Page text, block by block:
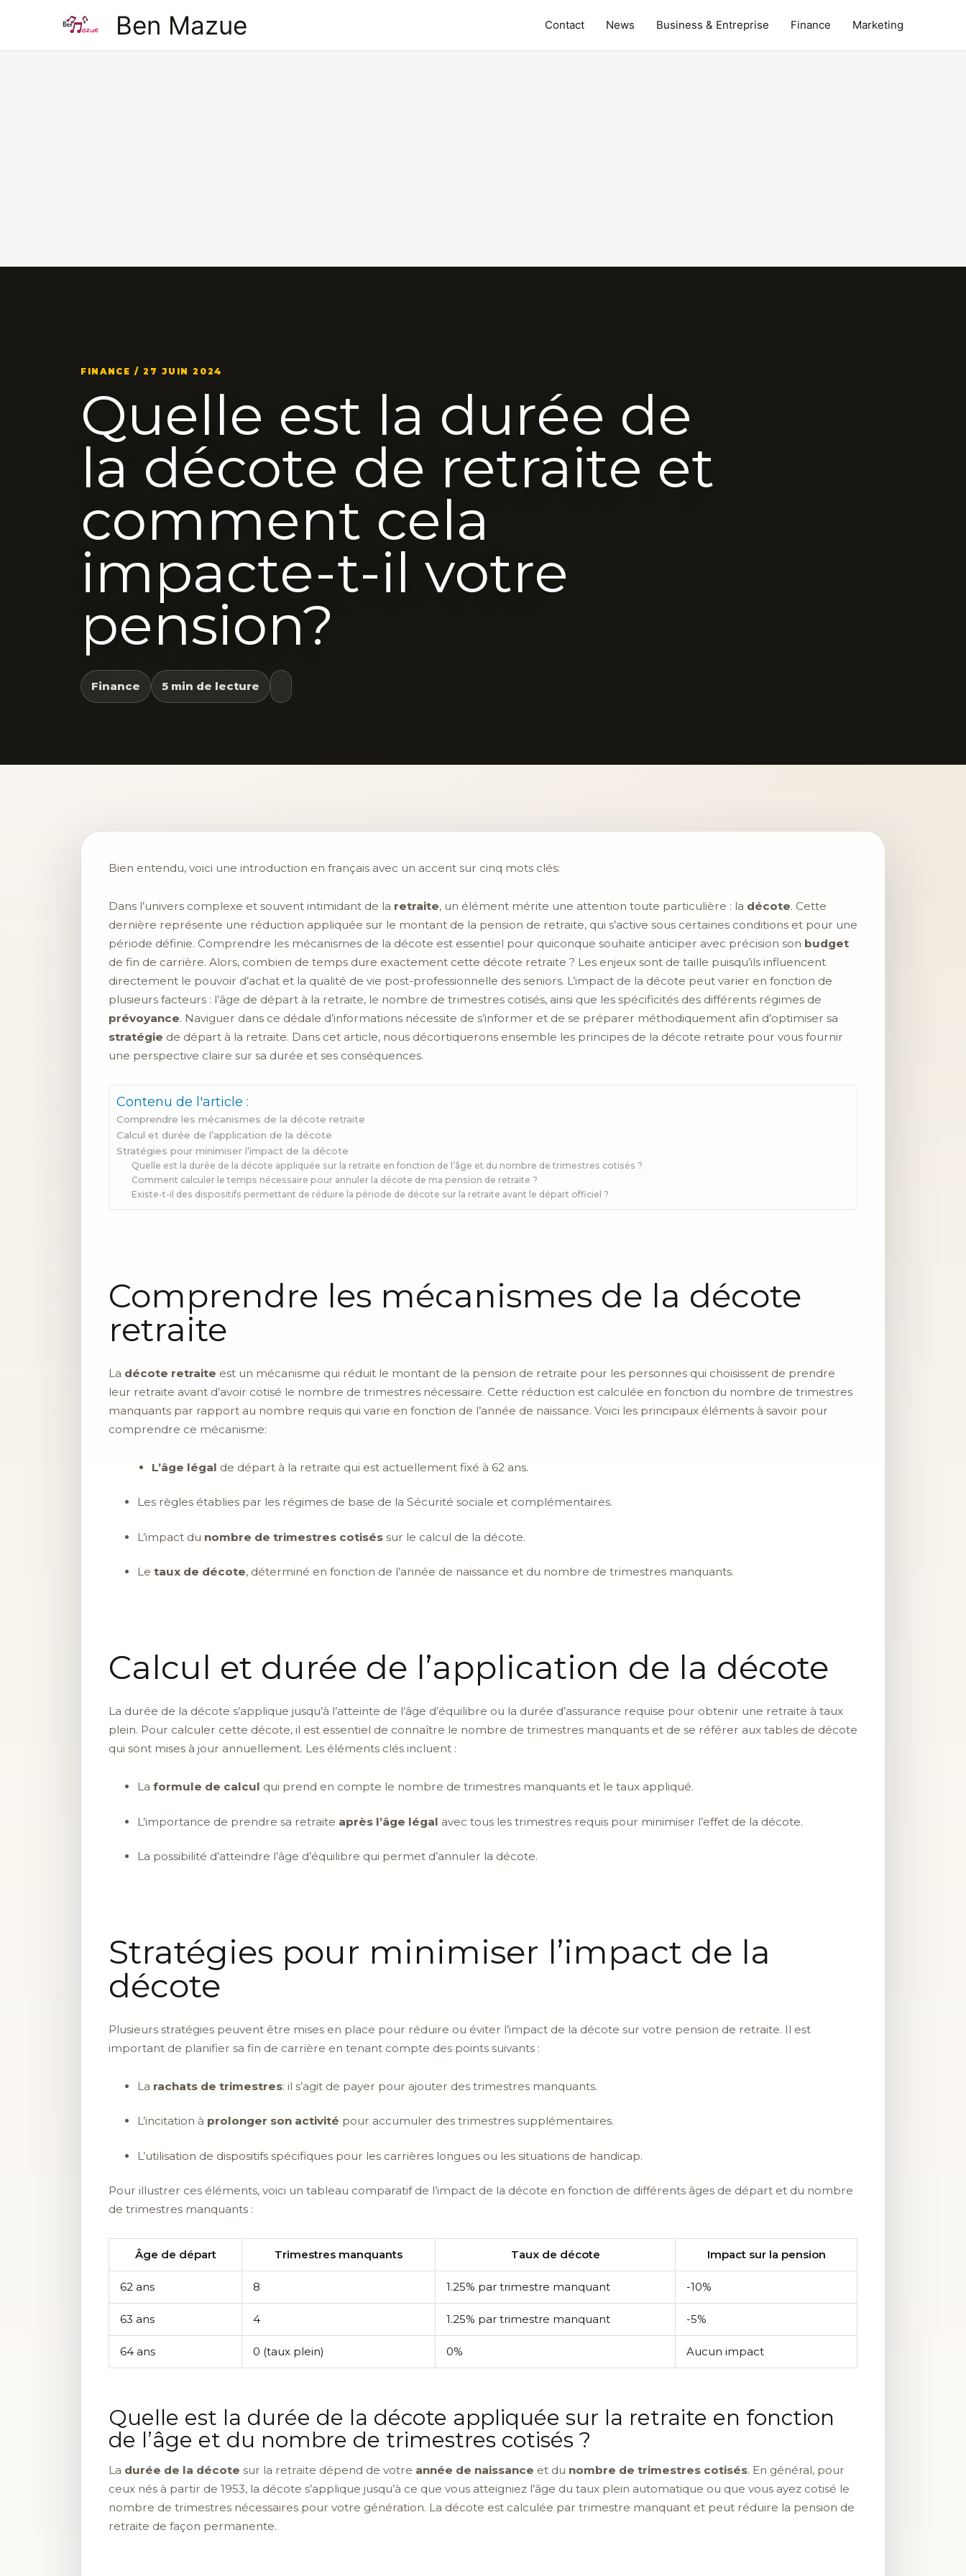
Ben Mazue Contact News Business & Entreprise Finance Marketing
FINANCE / 27 JUIN 2024
Quelle est la durée de
la décote de retraite et
comment cela
impacte-t-il votre
pension?
Finance 5 min de lecture
Bien entendu, voici une introduction en français avec un accent sur cinq mots clés:
Dans l’univers complexe et souvent intimidant de la retraite, un élément mérite une attention toute particulière : la décote. Cette
dernière représente une réduction appliquée sur le montant de la pension de retraite, qui s’active sous certaines conditions et pour une
période définie. Comprendre les mécanismes de la décote est essentiel pour quiconque souhaite anticiper avec précision son budget
de fin de carrière. Alors, combien de temps dure exactement cette décote retraite ? Les enjeux sont de taille puisqu’ils influencent
directement le pouvoir d’achat et la qualité de vie post-professionnelle des seniors. L’impact de la décote peut varier en fonction de
plusieurs facteurs : l’âge de départ à la retraite, le nombre de trimestres cotisés, ainsi que les spécificités des différents régimes de
prévoyance. Naviguer dans ce dédale d’informations nécessite de s’informer et de se préparer méthodiquement afin d’optimiser sa
stratégie de départ à la retraite. Dans cet article, nous décortiquerons ensemble les principes de la décote retraite pour vous fournir
une perspective claire sur sa durée et ses conséquences.
Contenu de l'article :
Comprendre les mécanismes de la décote retraite
Calcul et durée de l’application de la décote
Stratégies pour minimiser l’impact de la décote
Quelle est la durée de la décote appliquée sur la retraite en fonction de l’âge et du nombre de trimestres cotisés ?
Comment calculer le temps nécessaire pour annuler la décote de ma pension de retraite ?
Existe-t-il des dispositifs permettant de réduire la période de décote sur la retraite avant le départ officiel ?
Comprendre les mécanismes de la décote
retraite
La décote retraite est un mécanisme qui réduit le montant de la pension de retraite pour les personnes qui choisissent de prendre
leur retraite avant d’avoir cotisé le nombre de trimestres nécessaire. Cette réduction est calculée en fonction du nombre de trimestres
manquants par rapport au nombre requis qui varie en fonction de l’année de naissance. Voici les principaux éléments à savoir pour
comprendre ce mécanisme:
L’âge légal de départ à la retraite qui est actuellement fixé à 62 ans.
Les règles établies par les régimes de base de la Sécurité sociale et complémentaires.
L’impact du nombre de trimestres cotisés sur le calcul de la décote.
Le taux de décote, déterminé en fonction de l’année de naissance et du nombre de trimestres manquants.
Calcul et durée de l’application de la décote
La durée de la décote s’applique jusqu’à l’atteinte de l’âge d’équilibre ou la durée d’assurance requise pour obtenir une retraite à taux
plein. Pour calculer cette décote, il est essentiel de connaître le nombre de trimestres manquants et de se référer aux tables de décote
qui sont mises à jour annuellement. Les éléments clés incluent :
La formule de calcul qui prend en compte le nombre de trimestres manquants et le taux appliqué.
L’importance de prendre sa retraite après l’âge légal avec tous les trimestres requis pour minimiser l’effet de la décote.
La possibilité d’atteindre l’âge d’équilibre qui permet d’annuler la décote.
Stratégies pour minimiser l’impact de la
décote
Plusieurs stratégies peuvent être mises en place pour réduire ou éviter l’impact de la décote sur votre pension de retraite. Il est
important de planifier sa fin de carrière en tenant compte des points suivants :
La rachats de trimestres: il s’agit de payer pour ajouter des trimestres manquants.
L’incitation à prolonger son activité pour accumuler des trimestres supplémentaires.
L’utilisation de dispositifs spécifiques pour les carrières longues ou les situations de handicap.
Pour illustrer ces éléments, voici un tableau comparatif de l’impact de la décote en fonction de différents âges de départ et du nombre
de trimestres manquants :
Âge de départ Trimestres manquants Taux de décote Impact sur la pension
62 ans 8 1.25% par trimestre manquant -10%
63 ans 4 1.25% par trimestre manquant -5%
64 ans 0 (taux plein) 0% Aucun impact
Quelle est la durée de la décote appliquée sur la retraite en fonction
de l’âge et du nombre de trimestres cotisés ?
La durée de la décote sur la retraite dépend de votre année de naissance et du nombre de trimestres cotisés. En général, pour
ceux nés à partir de 1953, la décote s’applique jusqu’à ce que vous atteigniez l’âge du taux plein automatique ou que vous ayez cotisé le
nombre de trimestres nécessaires pour votre génération. La décote est calculée par trimestre manquant et peut réduire la pension de
retraite de façon permanente.